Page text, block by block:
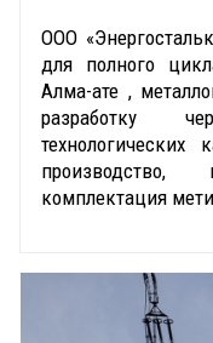
ООО
для полного
Алма-ате ,
разработку
производство,
комплектация